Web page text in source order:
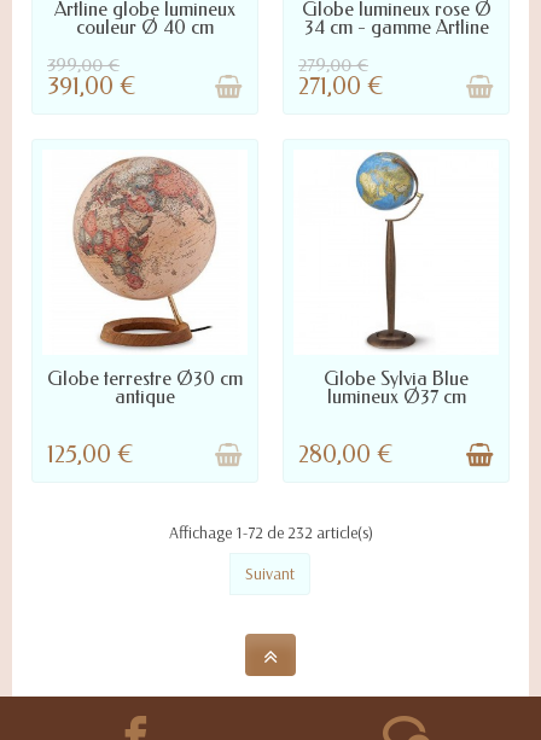
NOUS CONTACTER POUR LA
DISPONIBILITÉ
Artline globe lumineux
couleur Ø 40 cm
399,00 €
391,00 €
NOUS CONTACTER POUR LA
DISPONIBILITÉ
Globe lumineux rose Ø
34 cm - gamme Artline
279,00 €
271,00 €
NOUS CONTACTER POUR LA
DISPONIBILITÉ
Globe terrestre Ø30 cm
antique
125,00 €
LIVRÉ SOUS 3 À 10 JOURS :
NOUS CONTACTER POUR
DÉLAI PRÉCIS
Globe Sylvia Blue
lumineux Ø37 cm
280,00 €
Affichage 1-72 de 232 article(s)
Suivant